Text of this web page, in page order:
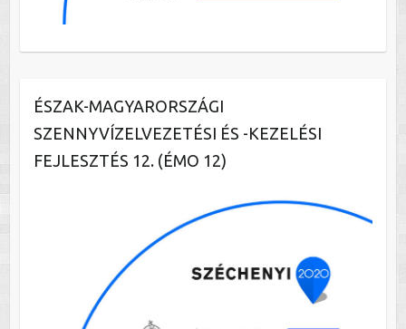
ÉSZAK-MAGYARORSZÁGI
SZENNYVÍZELVEZETÉSI ÉS -KEZELÉSI
FEJLESZTÉS 12. (ÉMO 12)